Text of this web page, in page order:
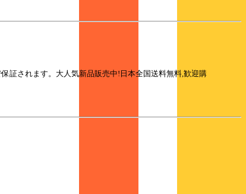
証されます。大人気新品販売中!日本全国送料無料,歓迎購